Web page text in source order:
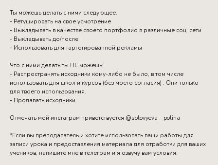
Ты можешь делать с ними следующее:
- Ретушировать на свое усмотрение
- Выкладывать в качестве своего портфолио в различные соц. сети
- Выкладывать до/после
- Использовать для таргетированной рекламы
Что с ними делать ты НЕ можешь:
- Распространять исходники кому-либо не было, в том числе
использовать для школ и курсов (без моего согласия) . Они только
для твоего использования.
- Продавать исходники
Отмечать мой инстаграм приветствуется @solovyeva__polina
*Если вы преподаватель и хотите использовать ваши работы для
записи урока и предоставления материала для отработки для ваших
учеников, напишите мне в телеграм и я озвучу вам условия.